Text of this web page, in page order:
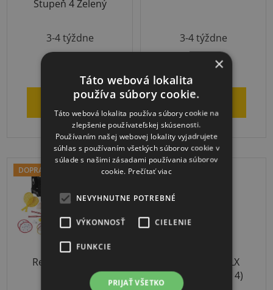
Stupeň 4 Zelený
hodnotenie
5,0
z
5
hviezdičiek.
3-4 týždne
DO KOŠÍKA
3-4 týždne
€1 689,90
DO KOŠÍKA
DOPRAVA ZADARMO
Relaxačný herný
školský set
Thera-Band CLX
Zelená (stupeň 4)
×
Táto webová lokalita
používa súbory cookie.
Táto webová lokalita používa súbory cookie na
zlepšenie používateľskej skúsenosti.
Používaním našej webovej lokality vyjadrujete
súhlas s používaním všetkých súborov cookie v
súlade s našimi zásadami používania súborov
cookie. Prečítať viac
NEVYHNUTNE POTREBNÉ
VÝKONNOSŤ CIELENIE
FUNKCIE
PRIJAŤ VŠETKO